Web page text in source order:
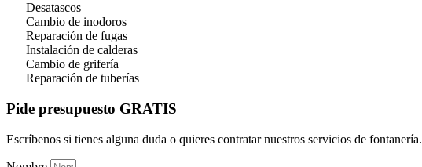
Desatascos
Cambio de inodoros
Reparación de fugas
Instalación de calderas
Cambio de grifería
Reparación de tuberías
Pide presupuesto GRATIS
Escríbenos si tienes alguna duda o quieres contratar nuestros servicios de fontanería.